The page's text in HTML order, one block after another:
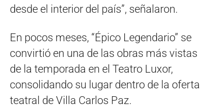
desde el interior del país”, señalaron.
En pocos meses, “Épico Legendario” se
convirtió en una de las obras más vistas
de la temporada en el Teatro Luxor,
consolidando su lugar dentro de la oferta
teatral de Villa Carlos Paz.